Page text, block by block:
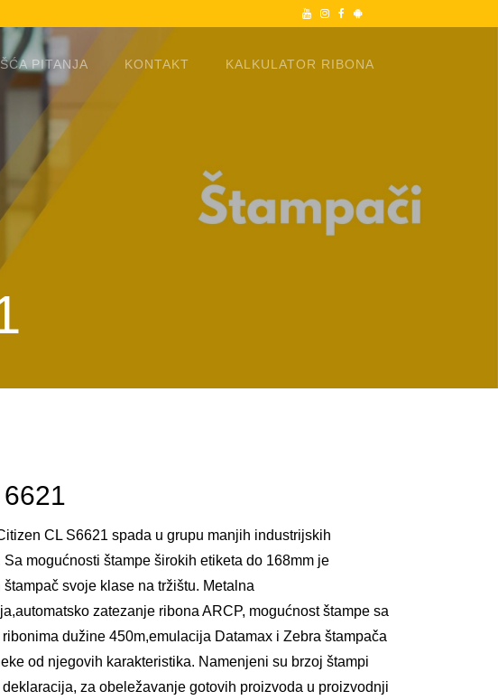
YoutubeInstagram
Facebook
Android
PITANJA KONTAKT KALKULATOR RIBONA
CL S6621 spada u grupu manjih industrijskih
Sa mogućnosti štampe širokih etiketa do 168mm je
štampač svoje klase na tržištu. Metalna
zatezanje ribona ARCP, mogućnost štampe sa
dužine 450m,emulacija Datamax i Zebra štampača
od njegovih karakteristika. Namenjeni su brzoj štampi
deklaracija, za obeležavanje gotovih proizvoda u proizvodnji